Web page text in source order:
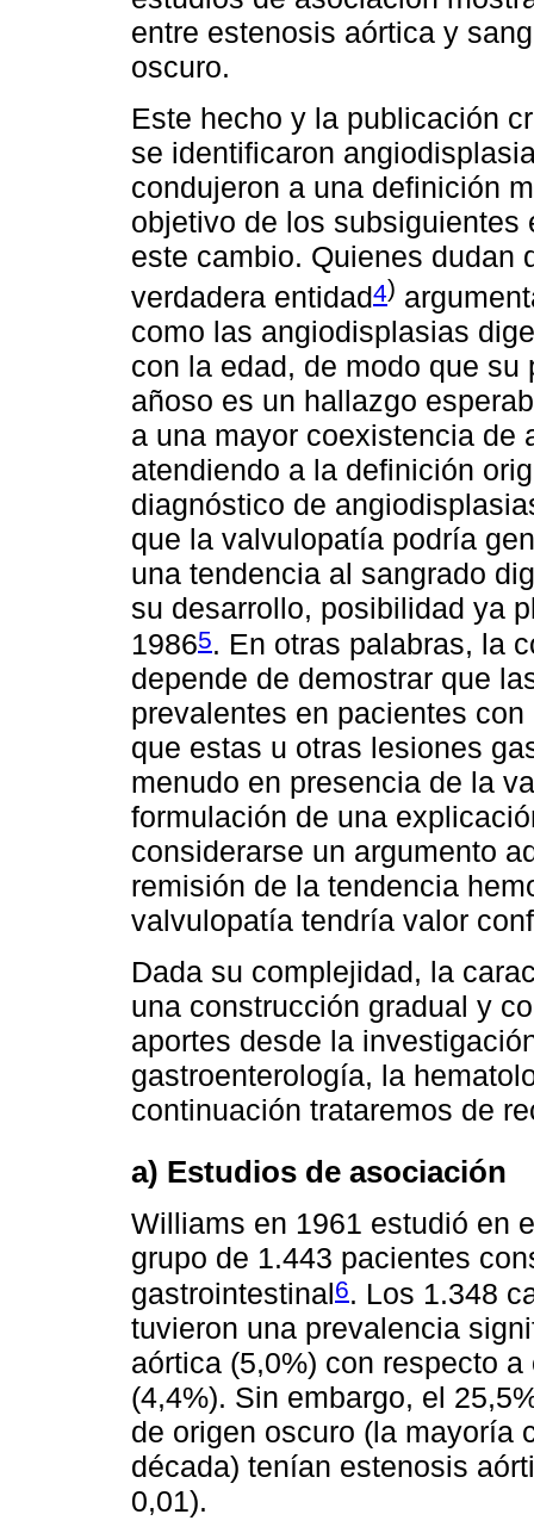
entre estenosis aórtica y
oscuro.
Este hecho y la publicación
se identificaron
condujeron a una definición
objetivo de los
este cambio. Quienes dudan
verdadera entidad4)
como las angiodisplasias
con la edad, de modo que
añoso es un hallazgo
a una mayor coexistencia de
atendiendo a la definición
diagnóstico de
que la valvulopatía podría
una tendencia al sangrado
su desarrollo, posibilidad ya
19865. En otras palabras, la
depende de demostrar que
prevalentes en pacientes
que estas u otras lesiones
menudo en presencia de la
formulación de una
considerarse un argumento
remisión de la tendencia
valvulopatía tendría valor
Dada su complejidad, la
una construcción gradual y
aportes desde la
gastroenterología, la
continuación trataremos de
a) Estudios de asociación
Williams en 1961 estudió en
grupo de 1.443 pacientes
gastrointestinal6. Los 1.348
tuvieron una prevalencia
aórtica (5,0%) con respecto
(4,4%). Sin embargo, el
de origen oscuro (la mayoría
década) tenían estenosis
0,01).